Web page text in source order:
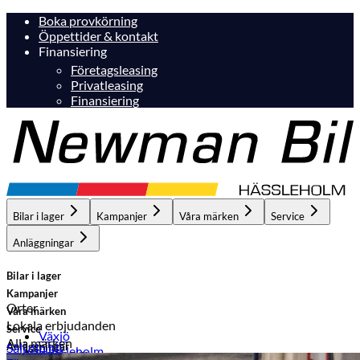
Boka provkörning
Öppettider & kontakt
Finansiering
Företagsleasing
Privatleasing
Finansiering
Bilar i lager Kampanjer Våra märken Service
Anläggningar
Bilar i lager
Orter
Växjö
Hässleholm
Kampanjer
Lokala erbjudanden
Hässleholm
Våra märken
Alla märken
Service
Anläggningar
Sälj din bil